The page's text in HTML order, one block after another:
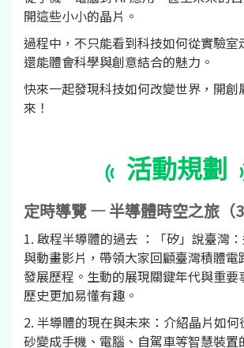
開這些小小的晶片。
過程中，不只能看到科技如何從實驗室
還能體會科學與創意結合的魅力。
快來一起發現科技如何改變世界，開創
來！
活動規劃
定時導覽 — 半導體時空之旅（
1. 啟程半導體的過去 ：「矽」說臺灣
與動畫影片，帶領大家回顧臺灣積體電
發展歷程。生動的展現關鍵年代與重要
歷史更加易懂有趣。
2. 半導體的現在與未來：介紹晶片如
砂變成手機、電腦、自駕車等智慧裝置